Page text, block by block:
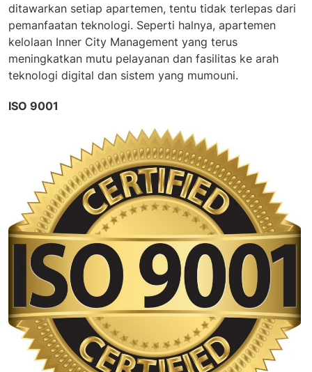
ditawarkan setiap apartemen, tentu tidak terlepas dari
pemanfaatan teknologi. Seperti halnya, apartemen
kelolaan Inner City Management yang terus
meningkatkan mutu pelayanan dan fasilitas ke arah
teknologi digital dan sistem yang mumouni.
ISO 9001